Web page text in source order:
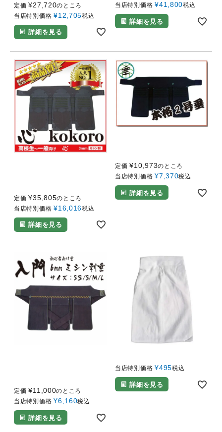
定価 ¥27,720のところ
当店特別価格 ¥12,705税込
詳細を見る
当店特別価格 ¥41,800税込
詳細を見る
定価 ¥35,805のところ
当店特別価格 ¥16,016税込
詳細を見る
定価 ¥10,973のところ
当店特別価格 ¥7,370税込
詳細を見る
定価 ¥11,000のところ
当店特別価格 ¥6,160税込
詳細を見る
当店特別価格 ¥495税込
詳細を見る